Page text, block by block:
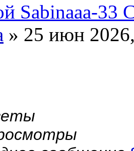
Sabinaaa-33
» 25 июн